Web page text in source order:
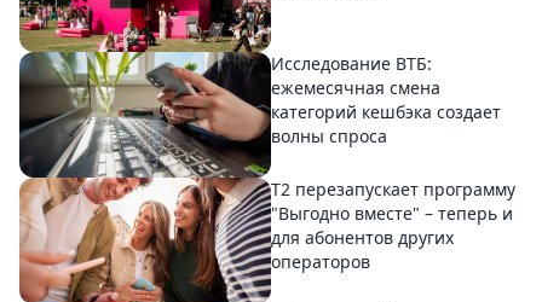
Исследование ВТБ:
ежемесячная смена
категорий кешбэка создает
волны спроса
Т2 перезапускает программу
"Выгодно вместе" – теперь и
для абонентов других
операторов